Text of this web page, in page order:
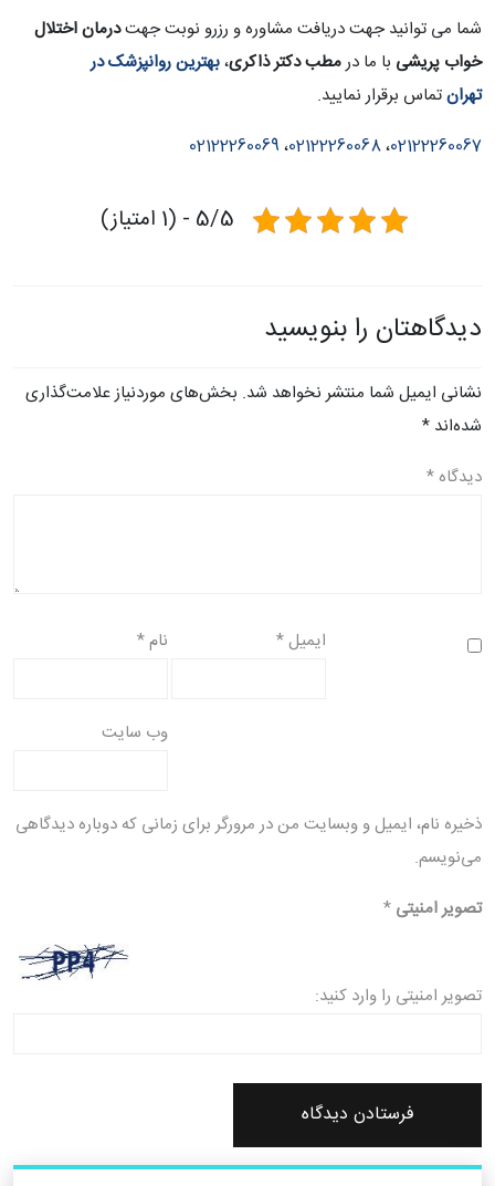
شما می توانید جهت دریافت مشاوره و رزرو نوبت جهتدرمان اختلال
خواب پریشی با ما درمطب دکتر ذاکری،بهترین روانپزشک در
تهرانتماس برقرار نمایید.
02122260067،02122260068، 02122260069
5/5 - (1 امتیاز)
دیدگاهتان را بنویسید
نشانی ایمیل شما منتشر نخواهد شد. بخش‌های موردنیاز علامت‌گذاری
شده‌اند *
دیدگاه *
نام* ایمیل*
وب‌ سایت
ذخیره نام، ایمیل و وبسایت من در مرورگر برای زمانی که دوباره دیدگاهی
می‌نویسم.
تصویر امنیتی *
تصویر امنیتی را وارد کنید: